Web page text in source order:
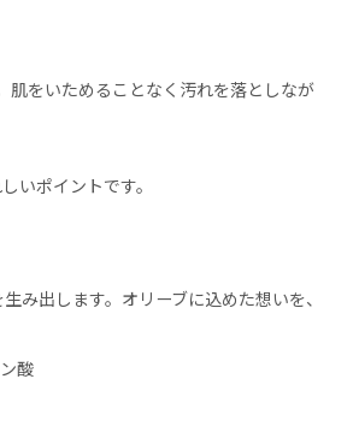
肌をいためることなく汚れを落としなが
いポイントです。
出します。オリーブに込めた想いを、
酸